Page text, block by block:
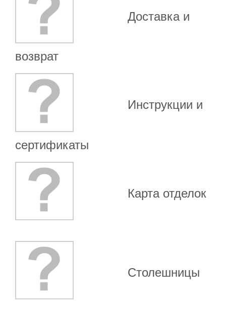
Доставка и
возврат
Инструкции и
сертификаты
Карта отделок
Столешницы